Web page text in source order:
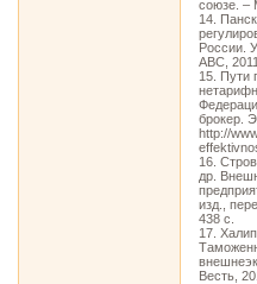
союзе. –
14.
России.
АВС,
15. Пути
брокер.
http://
16.
др.
изд.,
438 с.
17.
Весть,